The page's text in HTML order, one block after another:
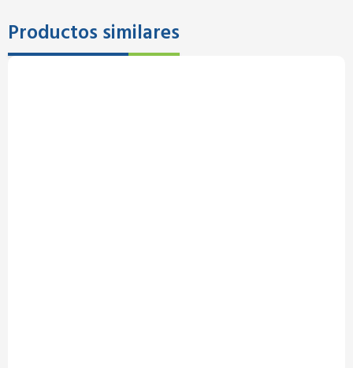
Productos similares